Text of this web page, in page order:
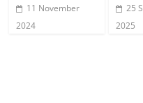
11 November
2024
25
2025